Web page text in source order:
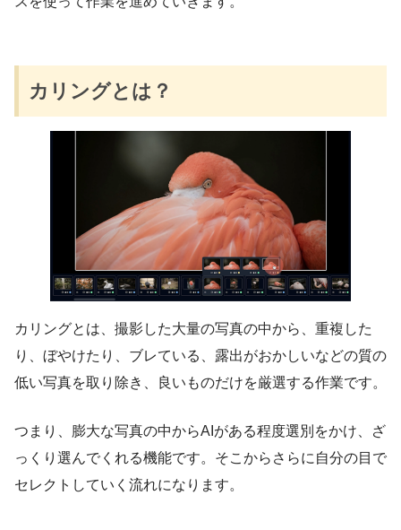
カリングとは？
カリングとは、撮影した大量の写真の中から、重複した
り、ぼやけたり、ブレている、露出がおかしいなどの質の
低い写真を取り除き、良いものだけを厳選する作業です。
つまり、膨大な写真の中からAIがある程度選別をかけ、ざ
っくり選んでくれる機能です。そこからさらに自分の目で
セレクトしていく流れになります。